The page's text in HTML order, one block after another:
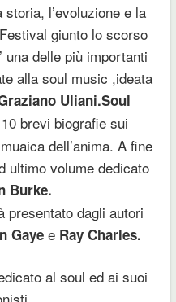
l’evoluzione e la
giunto lo scorso
una delle più importanti
alla soul music ,ideata
Uliani.Soul
brevi biografie sui
dell’anima. A fine
ultimo volume dedicato
Burke.
presentato dagli autori
Gaye e Ray Charles.
al soul ed ai suoi